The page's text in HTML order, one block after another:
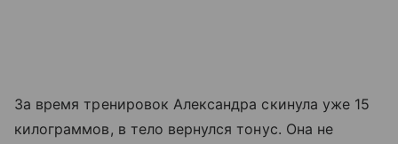
За время тренировок Александра скинула уже 15
килограммов, в тело вернулся тонус. Она не